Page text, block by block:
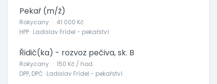
Pekař (m/ž)
Rokycany · 41 000 Kč
HPP · Ladislav Frídel - pekařství
Řidič(ka) - rozvoz pečiva, sk. B
Rokycany · 150 Kč / hod.
DPP, DPČ · Ladislav Frídel - pekařství